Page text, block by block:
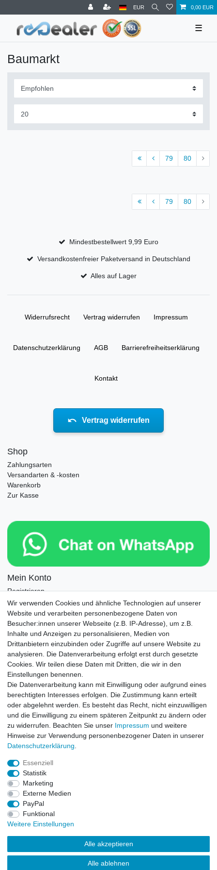
EUR 0,00 EUR
☰
Baumarkt
79 80
79 80
Mindestbestellwert 9,99 Euro
Versandkostenfreier Paketversand in Deutschland
Alles auf Lager
Widerrufs­recht Vertrag widerrufen Impressum
Daten­schutz­erklärung AGB Barrierefreiheitserklärung
Kontakt
Vertrag widerrufen
Shop
Zahlungsarten
Versandarten & -kosten
Warenkorb
Zur Kasse
Mein Konto
Registrieren
Login
Newsletter
E-MAIL **
Newsletter
Honig
Hiermit bestätige ich, dass ich die
Einwilligung kann ich jederzeit widerrufen.**
Abonnieren
** Hierbei handelt es sich um ein Pflichtfeld.
Wir verwenden Cookies und ähnliche Technologien auf unserer
Website und verarbeiten personenbezogene Daten von
Besucher:innen unserer Webseite (z.B. IP-Adresse), um z.B.
Inhalte und Anzeigen zu personalisieren, Medien von
Drittanbietern einzubinden oder Zugriffe auf unsere Website zu
analysieren. Die Datenverarbeitung erfolgt erst durch gesetzte
Cookies. Wir teilen diese Daten mit Dritten, die wir in den
Einstellungen benennen.
Die Datenverarbeitung kann mit Einwilligung oder aufgrund eines
berechtigten Interesses erfolgen. Die Zustimmung kann erteilt
oder abgelehnt werden. Es besteht das Recht, nicht einzuwilligen
und die Einwilligung zu einem späteren Zeitpunkt zu ändern oder
zu widerrufen. Beachten Sie unser Impressum und weitere
Hinweise zur Verwendung personenbezogener Daten in unserer
Daten­schutz­erklärung
Essenziell
Statistik
Marketing
Externe Medien
PayPal
Funktional
Weitere Einstellungen
Alle akzeptieren
Alle ablehnen